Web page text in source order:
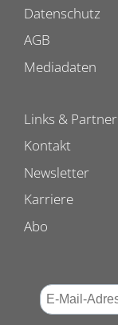
Datenschutz
AGB
Mediadaten
Links & Partner
Kontakt
Newsletter
Karriere
Abo